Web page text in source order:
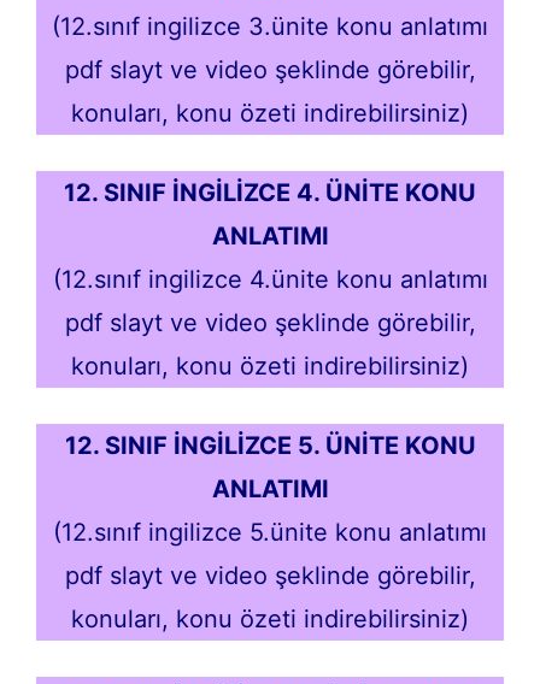
(12.sınıf ingilizce 3.ünite konu anlatımı
pdf slayt ve video şeklinde görebilir,
konuları, konu özeti indirebilirsiniz)
12. SINIF İNGİLİZCE 4. ÜNİTE KONU
ANLATIMI
(12.sınıf ingilizce 4.ünite konu anlatımı
pdf slayt ve video şeklinde görebilir,
konuları, konu özeti indirebilirsiniz)
12. SINIF İNGİLİZCE 5. ÜNİTE KONU
ANLATIMI
(12.sınıf ingilizce 5.ünite konu anlatımı
pdf slayt ve video şeklinde görebilir,
konuları, konu özeti indirebilirsiniz)